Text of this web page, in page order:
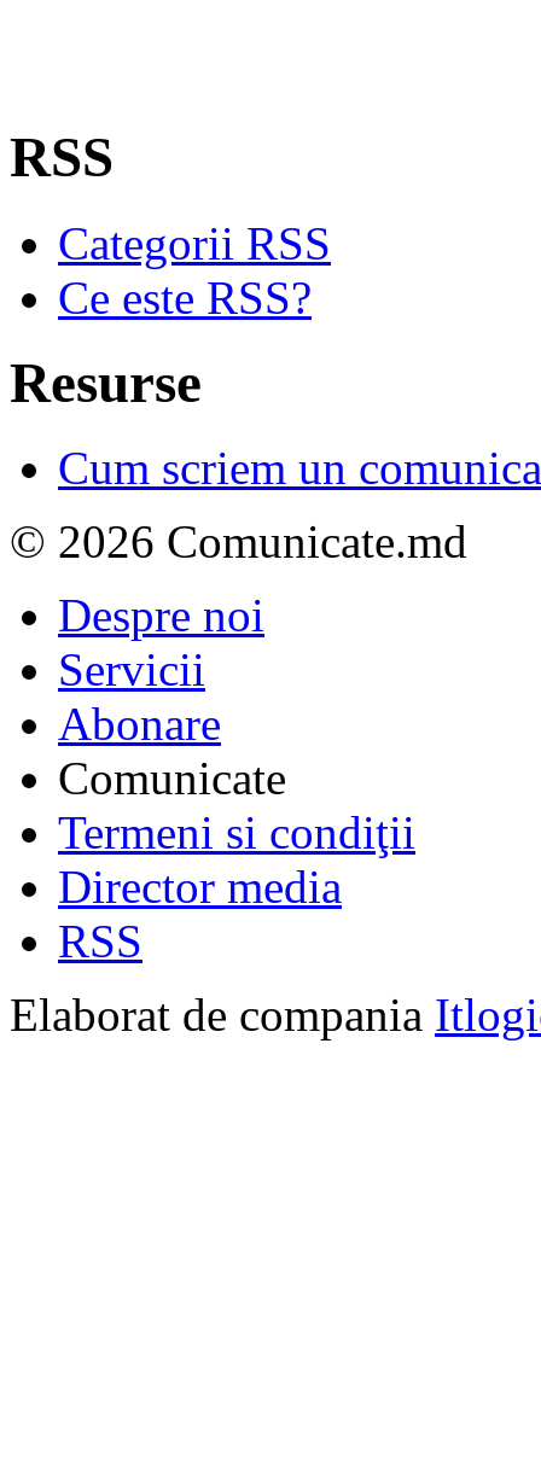
RSS
Categorii RSS
Ce este RSS?
Resurse
Cum scriem un
© 2026 Comunicate.md
Despre noi
Servicii
Abonare
Comunicate
Termeni si condiţii
Director media
RSS
Elaborat de compania